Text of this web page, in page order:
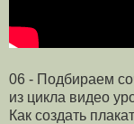
06 - Подбираем
из цикла видео
Как создать